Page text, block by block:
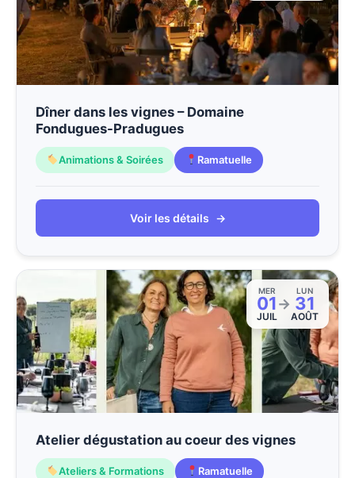
Dîner dans les vignes – Domaine
Fondugues-Pradugues
Animations & Soirées Ramatuelle
Voir les détails →
MER
01
JUIL
→
LUN
31
AOÛT
Atelier dégustation au coeur des vignes
Ateliers & Formations Ramatuelle